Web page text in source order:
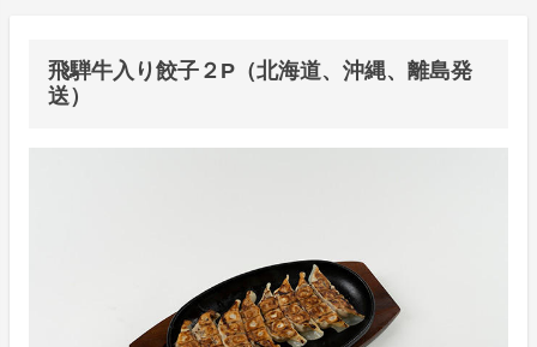
飛騨牛入り餃子２P（北海道、沖縄、離島発
送）